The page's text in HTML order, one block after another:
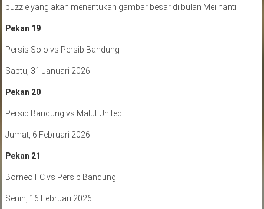
puzzle yang akan menentukan gambar besar di bulan Mei nanti:
Pekan 19
Persis Solo vs Persib Bandung
Sabtu, 31 Januari 2026
Pekan 20
Persib Bandung vs Malut United
Jumat, 6 Februari 2026
Pekan 21
Borneo FC vs Persib Bandung
Senin, 16 Februari 2026